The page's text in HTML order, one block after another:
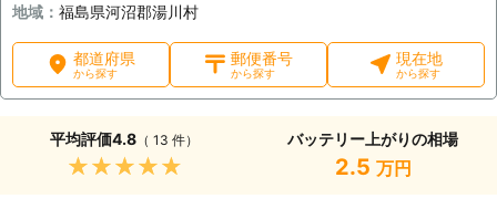
地域： 福島県河沼郡湯川村
都道府県
から探す
郵便番号
から探す
現在地
から探す
平均評価4.8 （ 13 件）
★★★★★
バッテリー上がりの相場
2.5 万円